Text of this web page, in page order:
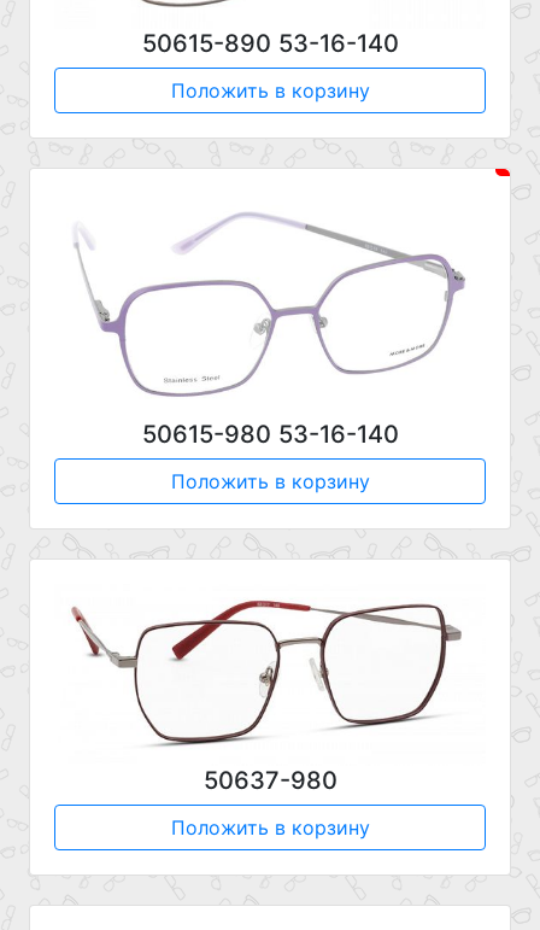
50615-890 53-16-140
Положить в корзину
50615-980 53-16-140
Положить в корзину
50637-980
Положить в корзину